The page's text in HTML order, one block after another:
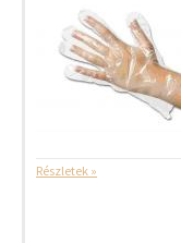
Részletek »